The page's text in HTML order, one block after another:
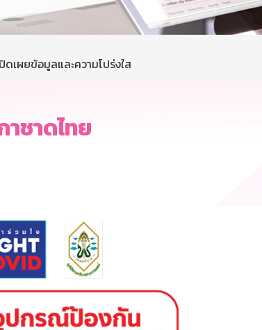
ดเผยข้อมูลและความโปร่งใส
าชาดไทย